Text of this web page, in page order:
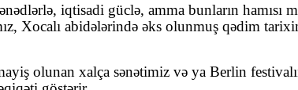
iqtisadi güclə, amma bunların hamısı
Xocalı abidələrində əks olunmuş qədim
olunan xalça sənətimiz və ya Berlin